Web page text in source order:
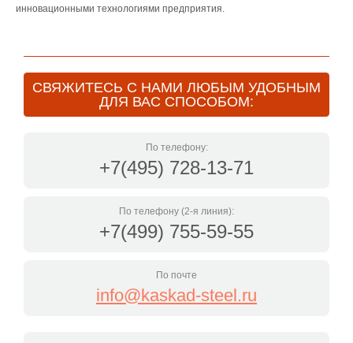
инновационными технологиями предприятия.
СВЯЖИТЕСЬ С НАМИ ЛЮБЫМ УДОБНЫМ
ДЛЯ ВАС СПОСОБОМ:
По телефону:
+7(495) 728-13-71
По телефону (2-я линия):
+7(499) 755-59-55
По почте
info@kaskad-steel.ru